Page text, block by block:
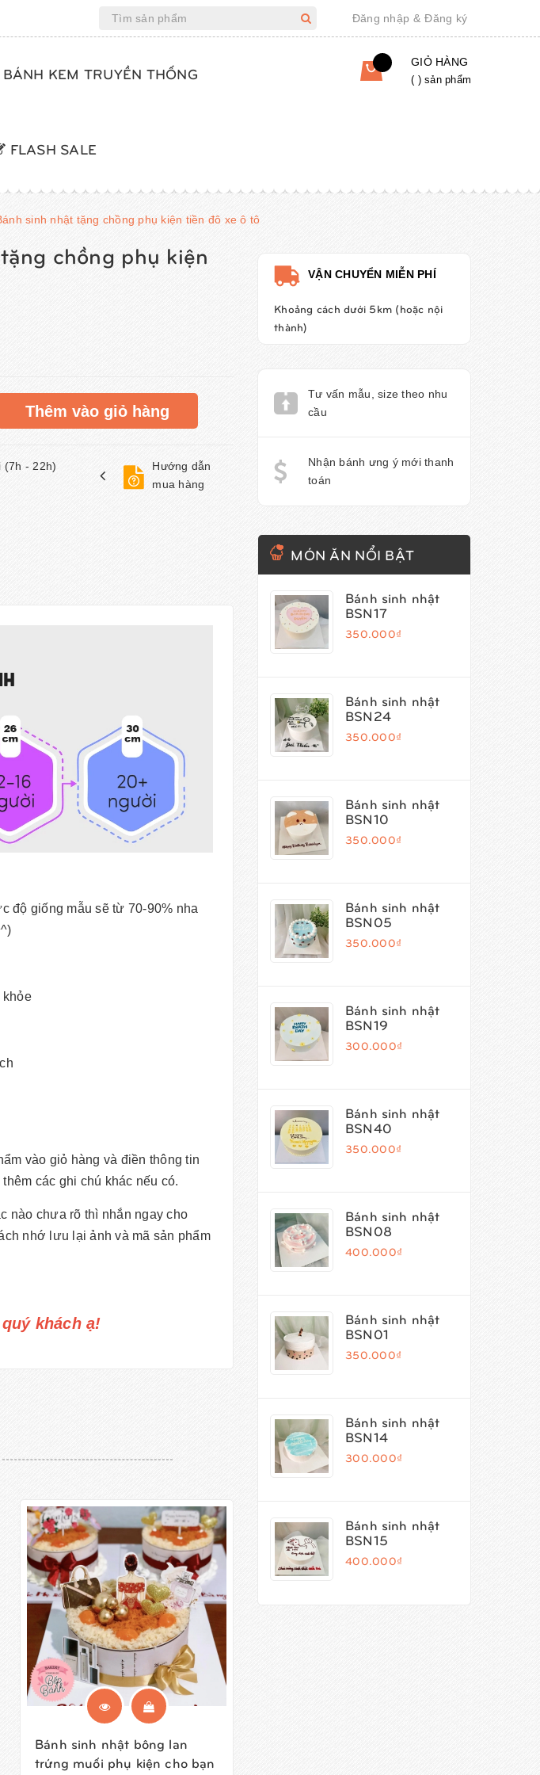
Đăng nhập & Đăng ký
BÁNH KEM TRUYỀN THỐNG
FLASH SALE
GIỎ HÀNG
( ) sản phẩm
sinh nhật tặng chồng phụ kiện tiền đô xe ô tô
chồng phụ kiện
Thêm vào giỏ hàng
(7h - 22h)
Hướng dẫn
mua hàng
độ giống mẫu sẽ từ 70-90% nha
khỏe
vào giỏ hàng và điền thông tin
các ghi chú khác nếu có.
nào chưa rõ thì nhắn ngay cho
nhớ lưu lại ảnh và mã sản phẩm
khách ạ!
Bánh sinh nhật bông lan
trứng muối phụ kiện cho bạn
VẬN CHUYỂN MIỄN PHÍ
Khoảng cách dưới 5km (hoặc nội
thành)
Tư vấn mẫu, size theo nhu
cầu
Nhận bánh ưng ý mới thanh
toán
MÓN ĂN NỔI BẬT
Bánh sinh nhật
BSN17
350.000₫
Bánh sinh nhật
BSN24
350.000₫
Bánh sinh nhật
BSN10
350.000₫
Bánh sinh nhật
BSN05
350.000₫
Bánh sinh nhật
BSN19
300.000₫
Bánh sinh nhật
BSN40
350.000₫
Bánh sinh nhật
BSN08
400.000₫
Bánh sinh nhật
BSN01
350.000₫
Bánh sinh nhật
BSN14
300.000₫
Bánh sinh nhật
BSN15
400.000₫